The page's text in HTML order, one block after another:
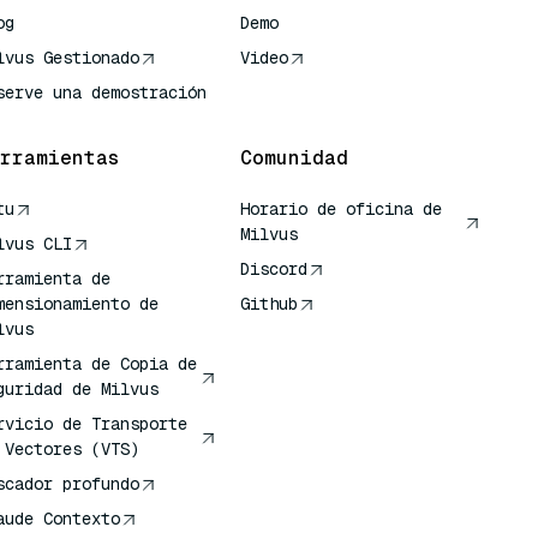
Gestionado
una demostración
Demo
Video
CLI
de
de
de Copia de
de Milvus
de Transporte
(VTS)
profundo
Contexto
Comunidad
Horario de oficina de
Milvus
Discord
Github